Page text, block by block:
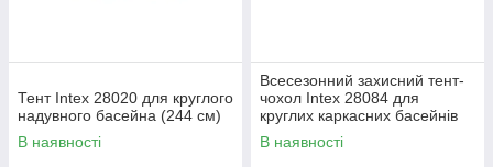
Тент Intex 28020 для круглого
надувного басейна (244 см)
В наявності
Всесезонний захисний тент-
чохол Intex 28084 для
круглих каркасних басейнів
488 см
В наявності